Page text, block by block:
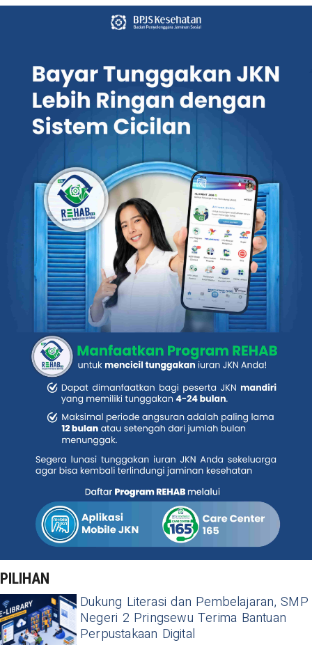
PILIHAN
Dukung Literasi dan Pembelajaran, SMP
Negeri 2 Pringsewu Terima Bantuan
Perpustakaan Digital